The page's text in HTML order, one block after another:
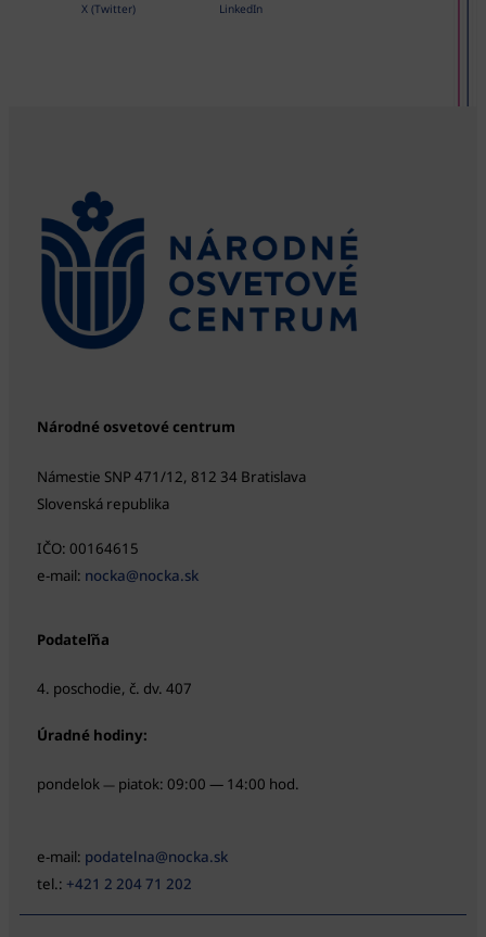
X (Twitter) LinkedIn
Národné osvetové centrum
Námestie SNP 471/12, 812 34 Bratislava
Slovenská republika
IČO: 00164615
e-mail: nocka@nocka.sk
Podateľňa
4. poschodie, č. dv. 407
Úradné hodiny:
pondelok — piatok: 09:00 — 14:00 hod.
e-mail: podatelna@nocka.sk
tel.: +421 2 204 71 202